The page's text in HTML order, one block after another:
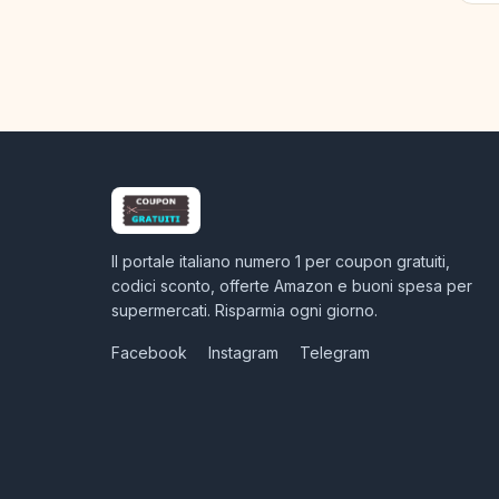
Il portale italiano numero 1 per coupon gratuiti,
codici sconto, offerte Amazon e buoni spesa per
supermercati. Risparmia ogni giorno.
Facebook Instagram Telegram